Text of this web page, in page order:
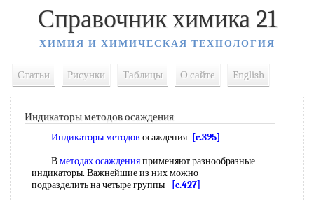
Справочник химика 21
ХИМИЯ И ХИМИЧЕСКАЯ ТЕХНОЛОГИЯ
Статьи Рисунки Таблицы О сайте English
Индикаторы методов осаждения
Индикаторы методов осаждения [c.395]
Вметодах осажденияприменяют разнообразные
индикаторы. Важнейшие из них можно
подразделить на четыре группы
[c.427]